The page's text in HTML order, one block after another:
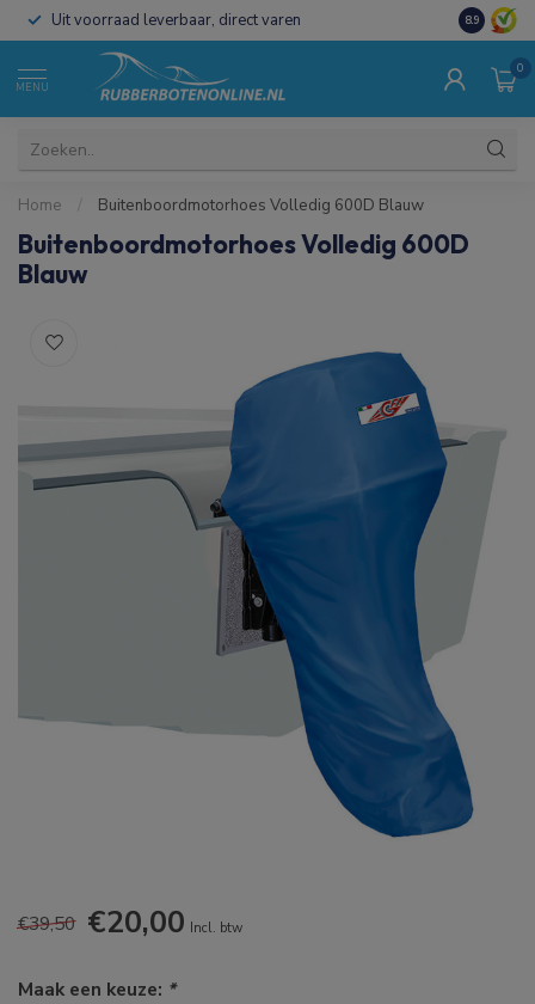
Uit voorraad leverbaar, direct varen Al 15 jaar
8.9
MENU
0
Home / Buitenboordmotorhoes Volledig 600D Blauw
Buitenboordmotorhoes Volledig 600D
Blauw
€39,50 €20,00 Incl. btw
Maak een keuze: *